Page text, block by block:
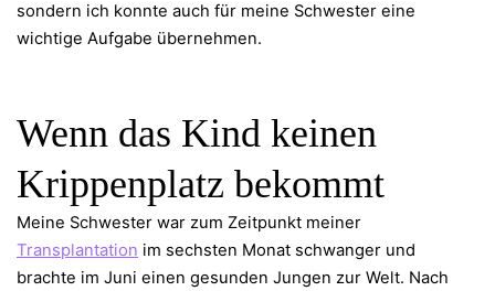
sondern ich konnte auch für meine Schwester eine
wichtige Aufgabe übernehmen.
Wenn das Kind keinen
Krippenplatz bekommt
Meine Schwester war zum Zeitpunkt meiner
Transplantation im sechsten Monat schwanger und
brachte im Juni einen gesunden Jungen zur Welt. Nach